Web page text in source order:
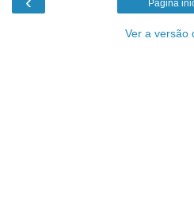
Página
Ver a versão